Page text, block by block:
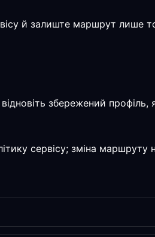
й залиште маршрут лише
збережений
сервісу; зміна